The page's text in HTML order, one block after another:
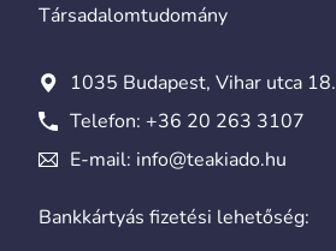
Társadalomtudomány
1035 Budapest, Vihar utca 18.
Telefon: +36 20 263 3107
E-mail: info@teakiado.hu
Bankkártyás fizetési lehetőség: